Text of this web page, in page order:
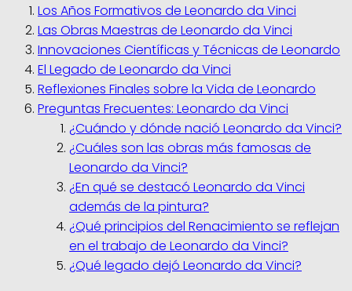
Los Años Formativos de Leonardo da Vinci
Las Obras Maestras de Leonardo da Vinci
Innovaciones Científicas y Técnicas de Leonardo
El Legado de Leonardo da Vinci
Reflexiones Finales sobre la Vida de Leonardo
Preguntas Frecuentes: Leonardo da Vinci
¿Cuándo y dónde nació Leonardo da Vinci?
¿Cuáles son las obras más famosas de
Leonardo da Vinci?
¿En qué se destacó Leonardo da Vinci
además de la pintura?
¿Qué principios del Renacimiento se reflejan
en el trabajo de Leonardo da Vinci?
¿Qué legado dejó Leonardo da Vinci?